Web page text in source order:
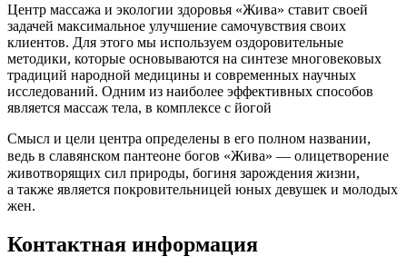
Центр массажа и экологии здоровья «Жива» ставит своей
задачей максимальное улучшение самочувствия своих
клиентов. Для этого мы используем оздоровительные
методики, которые основываются на синтезе многовековых
традиций народной медицины и современных научных
исследований. Одним из наиболее эффективных способов
является массаж тела, в комплексе с йогой
Смысл и цели центра определены в его полном названии,
ведь в славянском пантеоне богов «Жива» — олицетворение
животворящих сил природы, богиня зарождения жизни,
а также является покровительницей юных девушек и молодых
жен.
Контактная информация